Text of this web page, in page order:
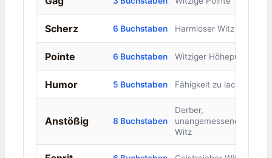
Scherz 6 Buchstaben Harmloser Witz
Pointe 6 Buchstaben Witziger Höhepunkt
Humor 5 Buchstaben Fähigkeit zu lachen
Anstößig 8 Buchstaben
Derber,
unangemessener
Witz